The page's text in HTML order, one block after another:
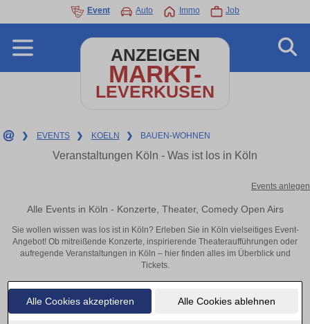
Alle Cookies akzeptieren Alle Cookies ablehnen
Event Auto Immo Job
ANZEIGEN
MARKT-
LEVERKUSEN
❯ EVENTS ❯ KOELN ❯ BAUEN-WOHNEN
Veranstaltungen Köln - Was ist los in Köln
Events anlegen
Alle Events in Köln - Konzerte, Theater, Comedy Open Airs
Sie wollen wissen was los ist in Köln? Erleben Sie in Köln vielseitiges Event-
Angebot! Ob mitreißende Konzerte, inspirierende Theateraufführungen oder
aufregende Veranstaltungen in Köln – hier finden alles im Überblick und
Tickets.